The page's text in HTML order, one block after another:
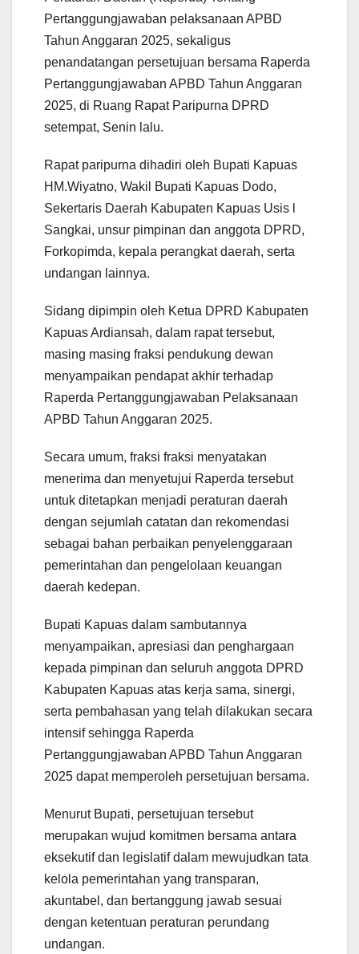
Pertanggungjawaban pelaksanaan APBD
Tahun Anggaran 2025, sekaligus
penandatangan persetujuan bersama Raperda
Pertanggungjawaban APBD Tahun Anggaran
2025, di Ruang Rapat Paripurna DPRD
setempat, Senin lalu.
Rapat paripurna dihadiri oleh Bupati Kapuas
HM.Wiyatno, Wakil Bupati Kapuas Dodo,
Sekertaris Daerah Kabupaten Kapuas Usis l
Sangkai, unsur pimpinan dan anggota DPRD,
Forkopimda, kepala perangkat daerah, serta
undangan lainnya.
Sidang dipimpin oleh Ketua DPRD Kabupaten
Kapuas Ardiansah, dalam rapat tersebut,
masing masing fraksi pendukung dewan
menyampaikan pendapat akhir terhadap
Raperda Pertanggungjawaban Pelaksanaan
APBD Tahun Anggaran 2025.
Secara umum, fraksi fraksi menyatakan
menerima dan menyetujui Raperda tersebut
untuk ditetapkan menjadi peraturan daerah
dengan sejumlah catatan dan rekomendasi
sebagai bahan perbaikan penyelenggaraan
pemerintahan dan pengelolaan keuangan
daerah kedepan.
Bupati Kapuas dalam sambutannya
menyampaikan, apresiasi dan penghargaan
kepada pimpinan dan seluruh anggota DPRD
Kabupaten Kapuas atas kerja sama, sinergi,
serta pembahasan yang telah dilakukan secara
intensif sehingga Raperda
Pertanggungjawaban APBD Tahun Anggaran
2025 dapat memperoleh persetujuan bersama.
Menurut Bupati, persetujuan tersebut
merupakan wujud komitmen bersama antara
eksekutif dan legislatif dalam mewujudkan tata
kelola pemerintahan yang transparan,
akuntabel, dan bertanggung jawab sesuai
dengan ketentuan peraturan perundang
undangan.